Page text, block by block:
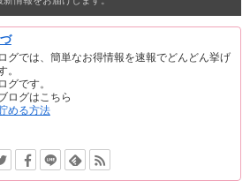
グでは、簡単なお得情報を速報でどんどん挙げ
。
グです。
ログはこちら
める方法